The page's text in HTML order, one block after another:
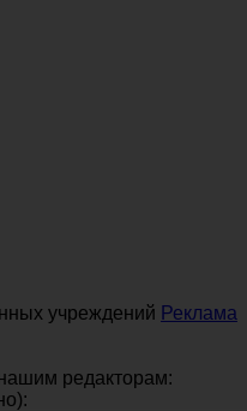
учреждений Реклама
редакторам: